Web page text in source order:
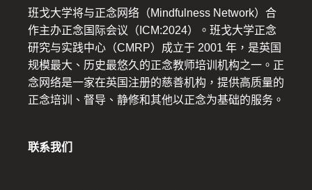
班戈大学将与正念网络（Mindfulness Network）合
作主办正念国际会议（ICM:2024）。班戈大学正念
研究与实践中心（CMRP）成立于 2001 年，是英国
规模最大、历史最悠久的正念教师培训机构之一。正
念网络是一家在英国注册的慈善机构，提供高质量的
正念培训、督导、静修和其他以正念为基础的服务。
联系我们